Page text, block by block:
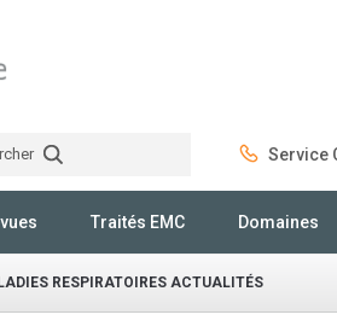
Service
Traités EMC Domaines
RESPIRATOIRES ACTUALITÉS